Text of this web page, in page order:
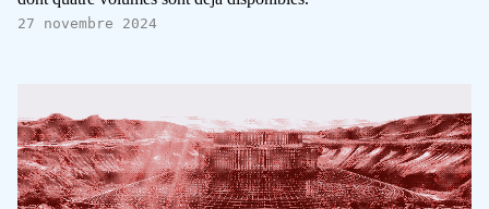
27 novembre 2024